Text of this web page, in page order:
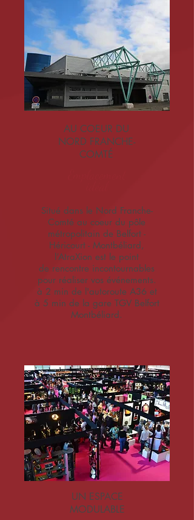
Situé dans le Nord Franche-
Comté au coeur du pôle
métropolitain de Belfort -
Héricourt - Montbéliard,
l’AtraXion est le point
de rencontre incontournables
pour réaliser vos événements.
à 2 min de l'autoroute A36 et
à 5 min de la gare TGV Belfort
Montbéliard.
AU COEUR DU
NORD FRANCHE-
COMTÉ
UN ESPACE
MODULABLE